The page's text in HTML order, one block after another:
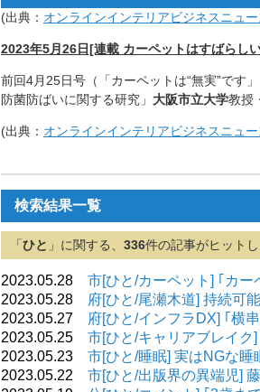
(出典： オンラインインテリアビジネスニュー
2023年5月26日[連載 カーペットはすばらし
前回4月25日号（「カーペットは“無実”です」
防菌防ばいに関する研究」 大阪市立大学教授
(出典： オンラインインテリアビジネスニュー
検索結果一覧
「 ひと 」に関する、 336件の記事がヒットし
2023.05.28 市[ひと/カーペット] ｢カ
2023.05.28
府[ひと/尾瀬木道] 持続可
2023.05.27
府[ひと/インフラDX] ｢横
2023.05.25 市[ひと/キャリアブレイク
2023.05.23 市[ひと/睡眠] 実はNGな
2023.05.22 市[ひと/出版界の異端児]